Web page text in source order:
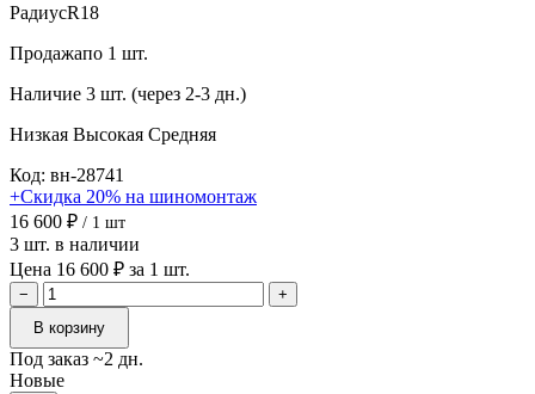
РадиусR18
Продажапо 1 шт.
Наличие 3 шт. (через 2-3 дн.)
Низкая Высокая Средняя
Код: вн-28741
+Скидка 20% на шиномонтаж
16 600 ₽ / 1 шт
3 шт. в наличии
Цена 16 600 ₽ за 1 шт.
−
+
В корзину
Под заказ ~2 дн.
Новые